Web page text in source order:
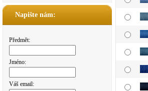
Napište nám:
Předmět:
Jméno:
Váš email: